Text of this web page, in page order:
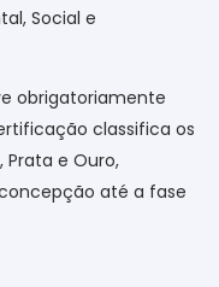
Social e
obrigatoriamente
classifica os
e Ouro,
até a fase